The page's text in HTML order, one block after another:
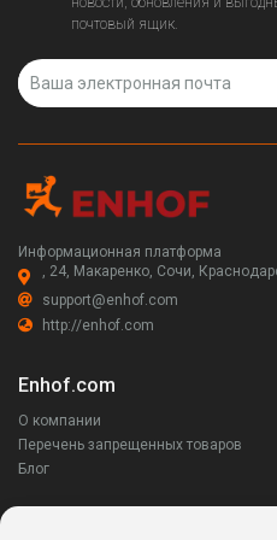
почтовый ящик.
Информационная платформа
, 24, Макаренко, Сочи,
support@enhof.com
http://enhof.com
Enhof.com
О компании
Перечень запрещенных товаров
Блог